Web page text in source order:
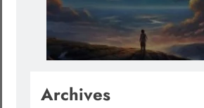
Archives